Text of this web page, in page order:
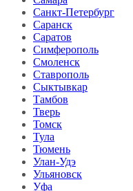
Санкт-Петербург
Саранск
Саратов
Симферополь
Смоленск
Ставрополь
Сыктывкар
Тамбов
Тверь
Томск
Тула
Тюмень
Улан-Удэ
Ульяновск
Уфа